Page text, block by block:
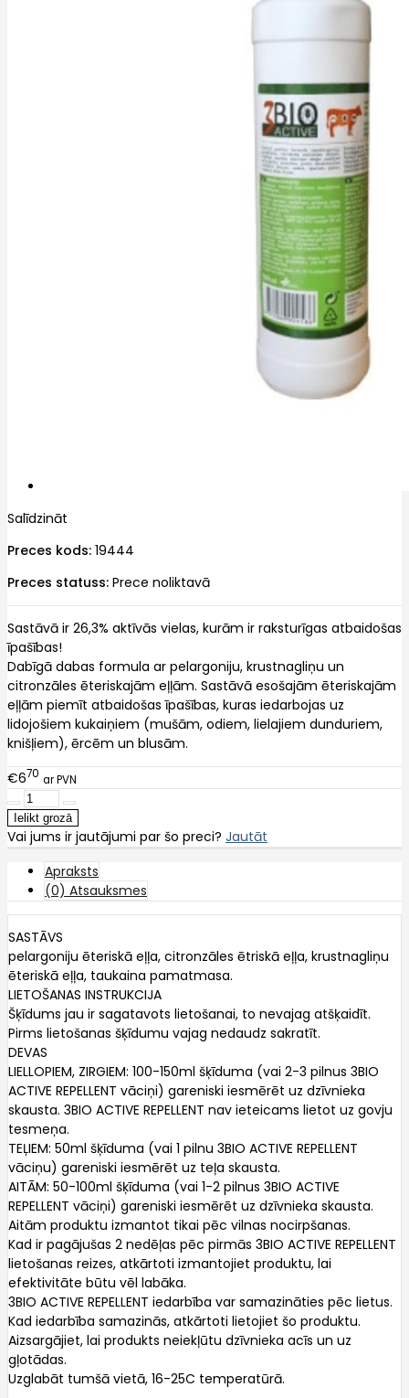
Salīdzināt
Preces kods: 19444
Preces statuss: Prece noliktavā
Sastāvā ir 26,3% aktīvās vielas, kurām ir raksturīgas atbaidošas
īpašības!
Dabīgā dabas formula ar pelargoniju, krustnagliņu un
citronzāles ēteriskajām eļļām. Sastāvā esošajām ēteriskajām
eļļām piemīt atbaidošas īpašības, kuras iedarbojas uz
lidojošiem kukaiņiem (mušām, odiem, lielajiem dunduriem,
knišļiem), ērcēm un blusām.
€670 ar PVN
Vai jums ir jautājumi par šo preci? Jautāt
Apraksts
(0) Atsauksmes
SASTĀVS
pelargoniju ēteriskā eļļa, citronzāles ētriskā eļļa, krustnagliņu
ēteriskā eļļa, taukaina pamatmasa.
LIETOŠANAS INSTRUKCIJA
Šķīdums jau ir sagatavots lietošanai, to nevajag atšķaidīt.
Pirms lietošanas šķīdumu vajag nedaudz sakratīt.
DEVAS
LIELLOPIEM, ZIRGIEM: 100-150ml šķīduma (vai 2-3 pilnus 3BIO
ACTIVE REPELLENT vāciņi) gareniski iesmērēt uz dzīvnieka
skausta. 3BIO ACTIVE REPELLENT nav ieteicams lietot uz govju
tesmeņa.
TEĻIEM: 50ml šķīduma (vai 1 pilnu 3BIO ACTIVE REPELLENT
vāciņu) gareniski iesmērēt uz teļa skausta.
AITĀM: 50-100ml šķīduma (vai 1-2 pilnus 3BIO ACTIVE
REPELLENT vāciņi) gareniski iesmērēt uz dzīvnieka skausta.
Aitām produktu izmantot tikai pēc vilnas nocirpšanas.
Kad ir pagājušas 2 nedēļas pēc pirmās 3BIO ACTIVE REPELLENT
lietošanas reizes, atkārtoti izmantojiet produktu, lai
efektivitāte būtu vēl labāka.
3BIO ACTIVE REPELLENT iedarbība var samazināties pēc lietus.
Kad iedarbība samazinās, atkārtoti lietojiet šo produktu.
Aizsargājiet, lai produkts neiekļūtu dzīvnieka acīs un uz
gļotādas.
Uzglabāt tumšā vietā, 16-25C temperatūrā.